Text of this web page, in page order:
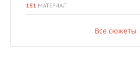
181 МАТЕРИАЛ
Все сюжеты